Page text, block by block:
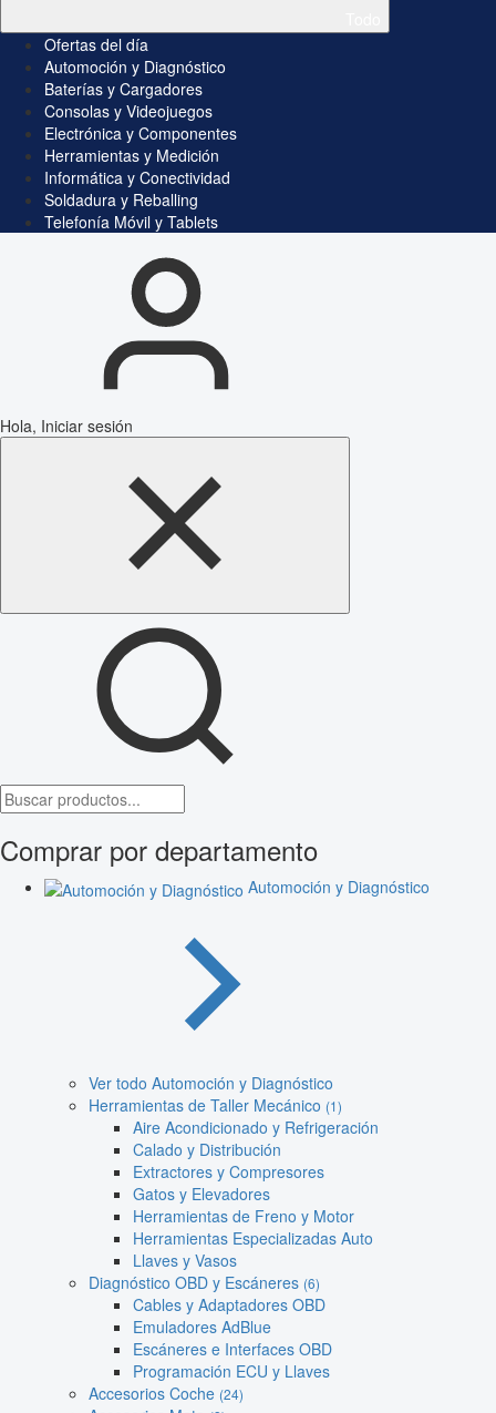
Ofertas del día
Automoción y Diagnóstico
Baterías y Cargadores
Consolas y Videojuegos
Electrónica y Componentes
Herramientas y Medición
Informática y Conectividad
Soldadura y Reballing
Telefonía Móvil y Tablets
Hola, Iniciar sesión
Comprar por departamento
Automoción y Diagnóstico
Ver todo Automoción y Diagnóstico
Herramientas de Taller Mecánico (1)
Aire Acondicionado y Refrigeración
Calado y Distribución
Extractores y Compresores
Gatos y Elevadores
Herramientas de Freno y Motor
Herramientas Especializadas Auto
Llaves y Vasos
Diagnóstico OBD y Escáneres (6)
Cables y Adaptadores OBD
Emuladores AdBlue
Escáneres e Interfaces OBD
Programación ECU y Llaves
Accesorios Coche (24)